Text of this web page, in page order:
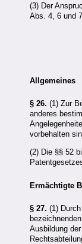
(3) Der
Abs. 4, 6 und
Allgemeines
§ 26. (1) Zur
anderes
vorbehalten
(2) Die §§ 52
Ermächtigte
§ 27. (1)
Ausbildung